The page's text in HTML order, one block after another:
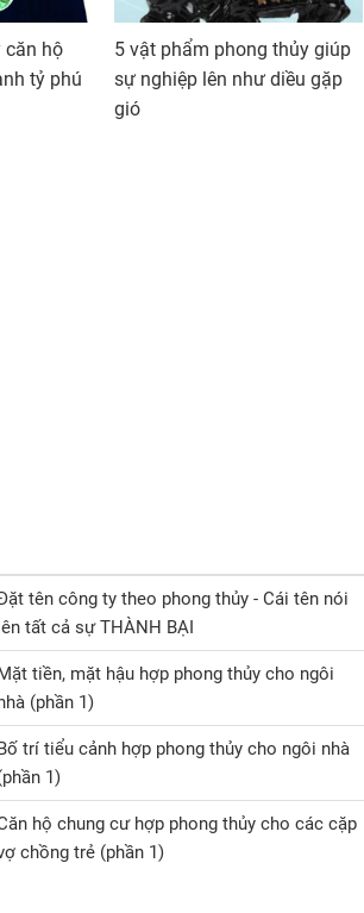
căn hộ
tỷ phú
5 vật phẩm phong thủy giúp
sự nghiệp lên như diều gặp
gió
tên công ty theo phong thủy - Cái tên nói
lên tất cả sự THÀNH BẠI
tiền, mặt hậu hợp phong thủy cho ngôi
(phần 1)
trí tiểu cảnh hợp phong thủy cho ngôi nhà
1)
hộ chung cư hợp phong thủy cho các cặp
chồng trẻ (phần 1)